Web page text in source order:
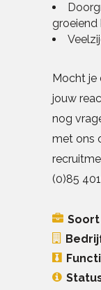
groeiend
Mocht je
jouw
nog
met ons
(0)85